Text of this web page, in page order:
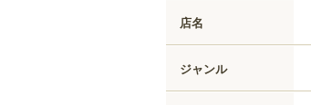
店名
ジャンル